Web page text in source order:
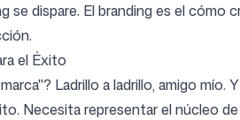
dispare. El branding es el cómo
el Éxito
Ladrillo a ladrillo, amigo mío.
Necesita representar el núcleo